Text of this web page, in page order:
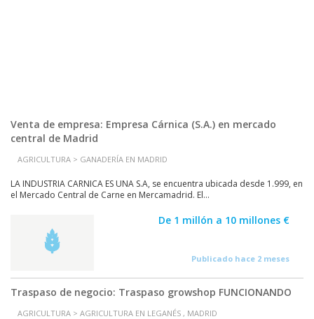
Venta de empresa: Empresa Cárnica (S.A.) en mercado
central de Madrid
AGRICULTURA > GANADERÍA EN MADRID
LA INDUSTRIA CARNICA ES UNA S.A, se encuentra ubicada desde 1.999, en
el Mercado Central de Carne en Mercamadrid. El...
De 1 millón a 10 millones €
Publicado hace 2 meses
Traspaso de negocio: Traspaso growshop FUNCIONANDO
AGRICULTURA > AGRICULTURA EN LEGANÉS , MADRID